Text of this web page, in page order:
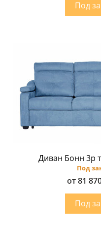
Диван Бонн 3p
Под
от 81